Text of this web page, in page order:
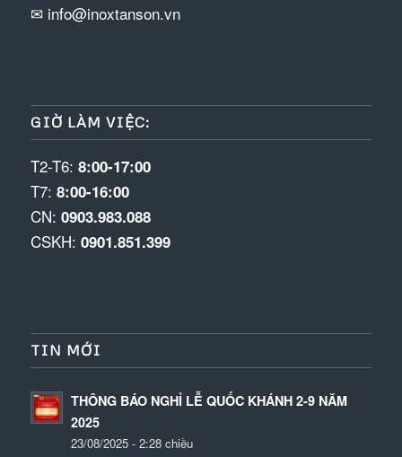
✉ info@inoxtanson.vn
GIỜ LÀM VIỆC:
T2-T6: 8:00-17:00
T7: 8:00-16:00
CN: 0903.983.088
CSKH: 0901.851.399
TIN MỚI
THÔNG BÁO NGHỈ LỄ QUỐC KHÁNH 2-9 NĂM
2025
23/08/2025 - 2:28 chiều